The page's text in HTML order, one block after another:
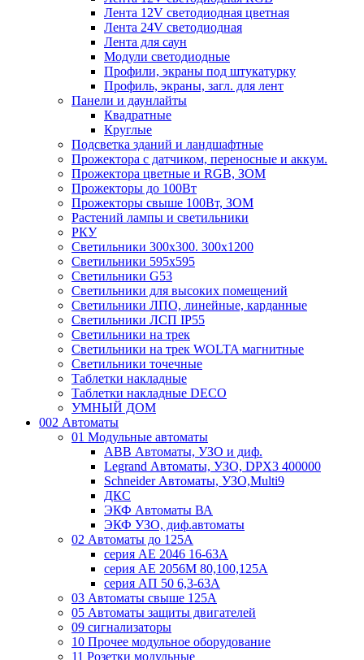
Лента 12V светодиодная цветная
Лента 24V светодиодная
Лента для саун
Модули светодиодные
Профили, экраны под штукатурку
Профиль, экраны, загл. для лент
Панели и даунлайты
Квадратные
Круглые
Подсветка зданий и ландшафтные
Прожектора с датчиком, переносные и аккум.
Прожектора цветные и RGB, ЗОМ
Прожекторы до 100Вт
Прожекторы свыше 100Вт, ЗОМ
Растений лампы и светильники
РКУ
Светильники 300х300. 300х1200
Светильники 595х595
Светильники G53
Светильники для высоких помещений
Светильники ЛПО, линейные, карданные
Светильники ЛСП IP55
Светильники на трек
Светильники на трек WOLTA магнитные
Светильники точечные
Таблетки накладные
Таблетки накладные DECO
УМНЫЙ ДОМ
002 Автоматы
01 Модульные автоматы
ABB Автоматы, УЗО и диф.
Legrand Автоматы, УЗО, DPX3 400000
Schneider Автоматы, УЗО,Multi9
ДКС
ЭКФ Автоматы ВА
ЭКФ УЗО, диф.автоматы
02 Автоматы до 125А
серия АЕ 2046 16-63А
серия АЕ 2056М 80,100,125А
серия АП 50 6,3-63А
03 Автоматы свыше 125А
05 Автоматы защиты двигателей
09 сигнализаторы
10 Прочее модульное оборудование
11 Розетки модульные